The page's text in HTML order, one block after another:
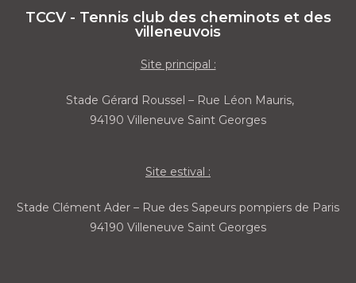
TCCV - Tennis club des cheminots et des
villeneuvois
Site principal :
Stade Gérard Roussel – Rue Léon Mauris,
94190 Villeneuve Saint Georges
Site estival :
Stade Clément Ader – Rue des Sapeurs pompiers de Paris
94190 Villeneuve Saint Georges